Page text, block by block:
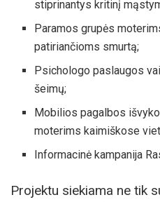
stiprinantys kritinį
Paramos grupės
patiriančioms smurtą;
Psichologo paslaugos
šeimų;
Mobilios pagalbos
moterims kaimiškose
Informacinė kampanija
Projektu siekiama ne tik